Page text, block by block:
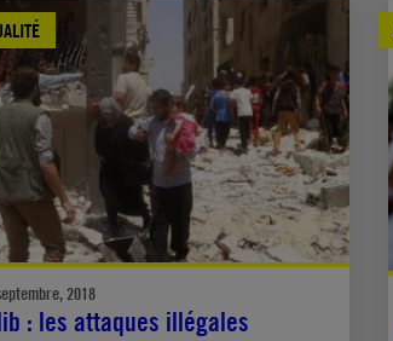
2018
: les attaques illégales